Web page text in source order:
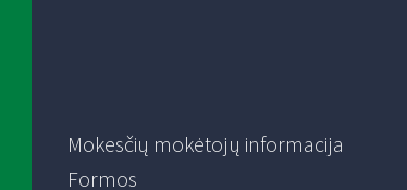
Mokesčių mokėtojų informacija
Formos